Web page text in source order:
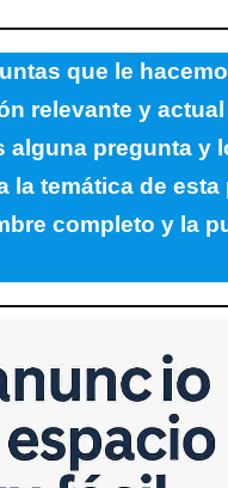
que le
relevante y
pregunta y
la temática de
completo y la